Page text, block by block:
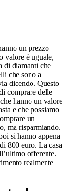
un prezzo
valore è uguale,
di diamanti che
che sono a
dicendo. Questo
comprare delle
hanno un valore
e che possiamo
un
ma risparmiando.
si hanno appena
800 euro. La casa
offerente.
realmente